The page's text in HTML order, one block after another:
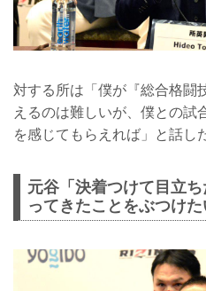
対する所は「僕が『総合格闘
えるのは難しいが、僕との試
を感じてもらえれば」と話し
元谷「決着つけて目立
ってきたことをぶつけた